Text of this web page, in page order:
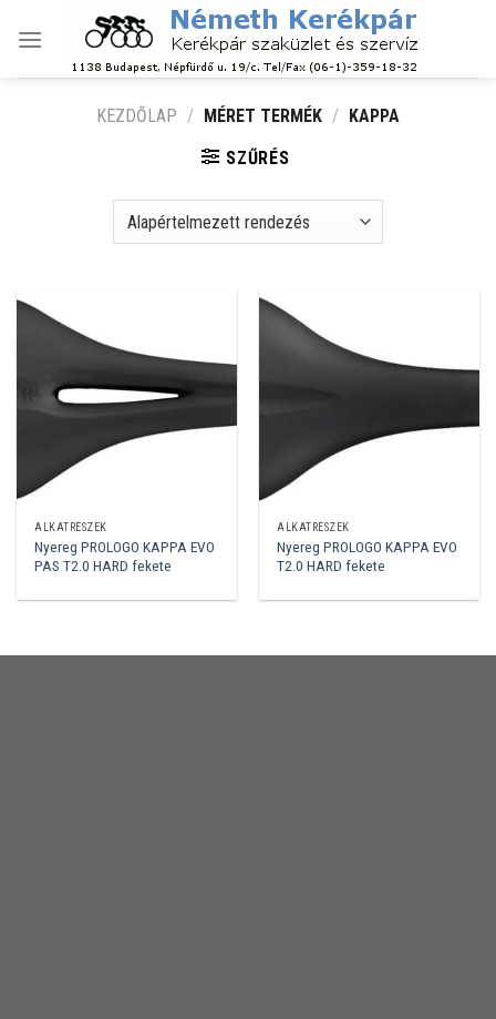
KEZDŐLAP / MÉRET TERMÉK / KAPPA
SZŰRÉS
ALKATRÉSZEK
Nyereg PROLOGO KAPPA EVO
PAS T2.0 HARD fekete
ALKATRÉSZEK
Nyereg PROLOGO KAPPA EVO
T2.0 HARD fekete